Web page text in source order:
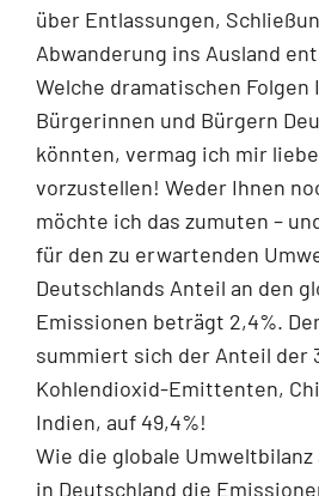
über Entlassungen,
Abwanderung ins Ausland
Welche dramatischen Folgen
Bürgerinnen und Bürgern
könnten, vermag ich mir
vorzustellen! Weder Ihnen
möchte ich das zumuten –
für den zu erwartenden
Deutschlands Anteil an den
Emissionen beträgt 2,4%.
summiert sich der Anteil der
Kohlendioxid-Emittenten,
Indien, auf 49,4%!
Wie die globale
in Deutschland die